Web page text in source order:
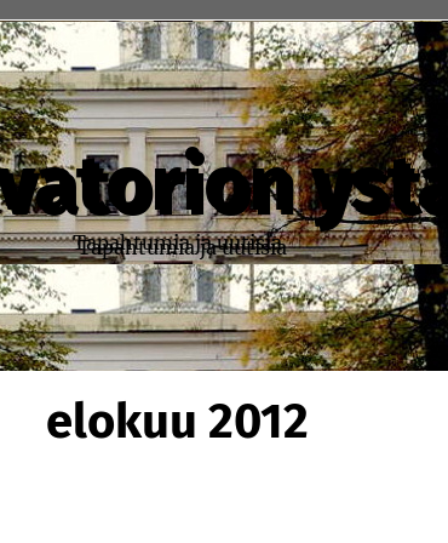
Tapahtumia ja uutisia
elokuu 2012